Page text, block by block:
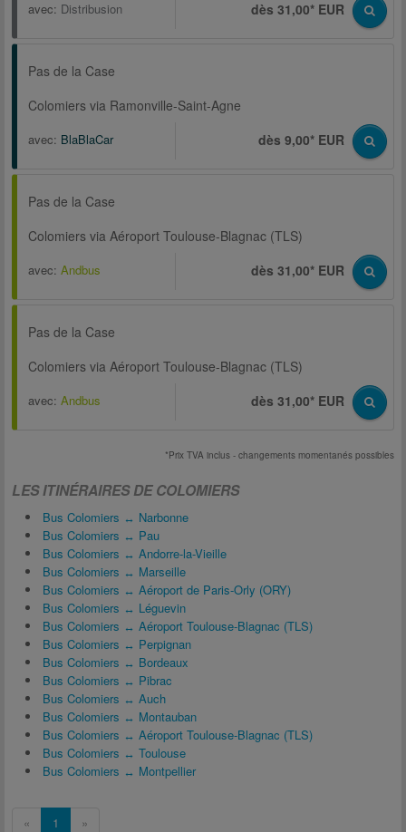
avec: Distribusion dès 31,00* EUR
Pas de la Case
Colomiers via Ramonville-Saint-Agne
avec: BlaBlaCar dès 9,00* EUR
Pas de la Case
Colomiers via Aéroport Toulouse-Blagnac (TLS)
avec: Andbus dès 31,00* EUR
Pas de la Case
Colomiers via Aéroport Toulouse-Blagnac (TLS)
avec: Andbus dès 31,00* EUR
*Prix TVA inclus - changements momentanés possibles
LES ITINÉRAIRES DE COLOMIERS
Bus Colomiers ↔ Narbonne
Bus Colomiers ↔ Pau
Bus Colomiers ↔ Andorre-la-Vieille
Bus Colomiers ↔ Marseille
Bus Colomiers ↔ Aéroport de Paris-Orly (ORY)
Bus Colomiers ↔ Léguevin
Bus Colomiers ↔ Aéroport Toulouse-Blagnac (TLS)
Bus Colomiers ↔ Perpignan
Bus Colomiers ↔ Bordeaux
Bus Colomiers ↔ Pibrac
Bus Colomiers ↔ Auch
Bus Colomiers ↔ Montauban
Bus Colomiers ↔ Aéroport Toulouse-Blagnac (TLS)
Bus Colomiers ↔ Toulouse
Bus Colomiers ↔ Montpellier
« 1 »